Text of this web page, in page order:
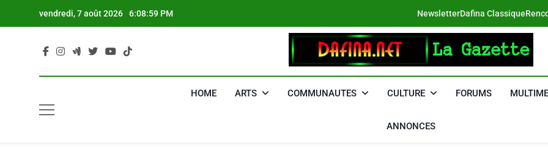
vendredi, 7 août 2026 6:09:00 PM NewsletterDafina Classique
DAFINA
HOME ARTS COMMUNAUTES CULTURE FORUMS
ANNONCES